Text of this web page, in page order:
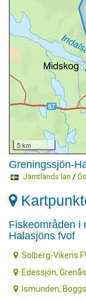
5 km
Greningssjön-
Jämtlands län /
Fiskeområden i
Halasjöns fvof
Solberg-Vikens
Edessjön,
Ismunden,